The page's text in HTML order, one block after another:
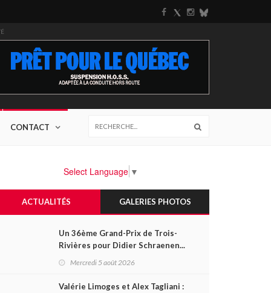
CONTACT
Select Language ▼
ACTUALITÉS GALERIES PHOTOS
Un 36ème Grand-Prix de Trois-
Rivières pour Didier Schraenen...
et une première en Challenge
Mercredi 5 août 2026
Valérie Limoges et Alex Tagliani :